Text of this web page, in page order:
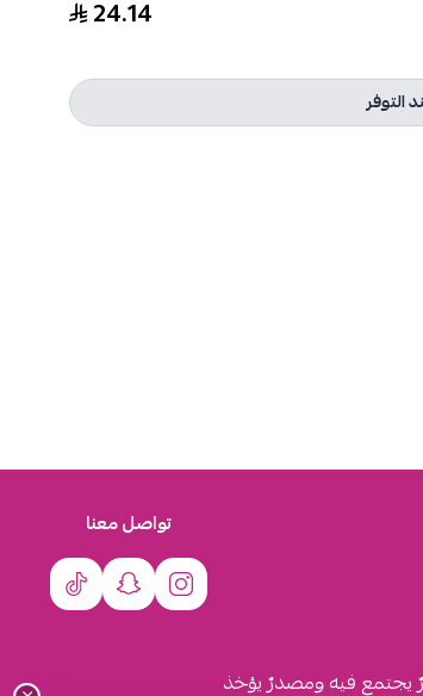
24.14
التوفر
يجتمع فيه ومصدرٌ يؤخذ
تواصل معنا